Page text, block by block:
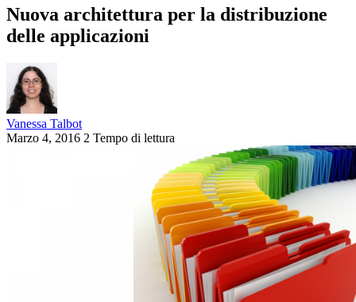
Nuova architettura per la distribuzione
delle applicazioni
Vanessa Talbot
Marzo 4, 2016 2 Tempo di lettura